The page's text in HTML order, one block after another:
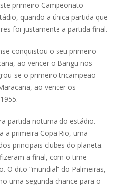
primeiro Campeonato
quando a única partida que
foi justamente a partida final.
conquistou o seu primeiro
ao vencer o Bangu nos
se o primeiro tricampeão
ao vencer os
partida noturna do estádio.
a primeira Copa Rio, uma
principais clubes do planeta.
a final, com o time
O dito “mundial” do Palmeiras,
uma segunda chance para o